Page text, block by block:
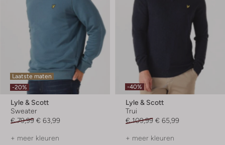
Laatste maten
-20%
Lyle & Scott
Sweater
€ 79,99 € 63,99
+ meer kleuren
-40%
Lyle & Scott
Trui
€ 109,99 € 65,99
+ meer kleuren